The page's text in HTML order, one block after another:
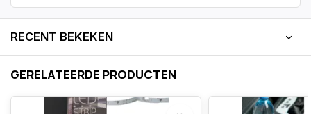
RECENT BEKEKEN
GERELATEERDE PRODUCTEN